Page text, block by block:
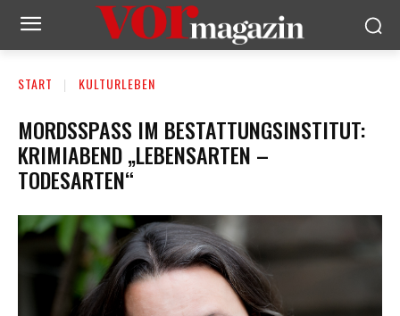
START KULTURLEBEN
MORDSSPASS IM BESTATTUNGSINSTITUT: K
RIMIABEND „LEBENSARTEN – T
ODESARTEN“